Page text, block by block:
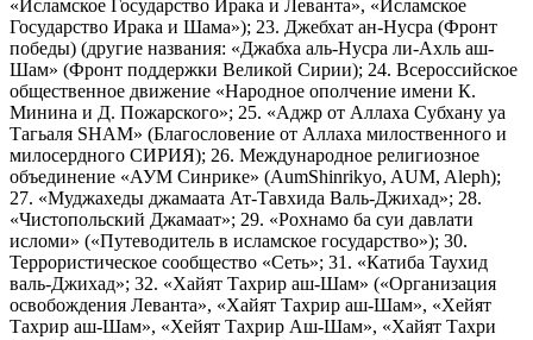
«Исламское Государство Ирака и Леванта», «Исламское
Государство Ирака и Шама»); 23. Джебхат ан-Нусра (Фронт
победы) (другие названия: «Джабха аль-Нусра ли-Ахль аш-
Шам» (Фронт поддержки Великой Сирии); 24. Всероссийское
общественное движение «Народное ополчение имени К.
Минина и Д. Пожарского»; 25. «Аджр от Аллаха Субхану уа
Тагьаля SHAM» (Благословение от Аллаха милоственного и
милосердного СИРИЯ); 26. Международное религиозное
объединение «АУМ Синрике» (AumShinrikyo, AUM, Aleph);
27. «Муджахеды джамаата Ат-Тавхида Валь-Джихад»; 28.
«Чистопольский Джамаат»; 29. «Рохнамо ба суи давлати
исломи» («Путеводитель в исламское государство»); 30.
Террористическое сообщество «Сеть»; 31. «Катиба Таухид
валь-Джихад»; 32. «Хайят Тахрир аш-Шам» («Организация
освобождения Леванта», «Хайят Тахрир аш-Шам», «Хейят
Тахрир аш-Шам», «Хейят Тахрир Аш-Шам», «Хайят Тахри